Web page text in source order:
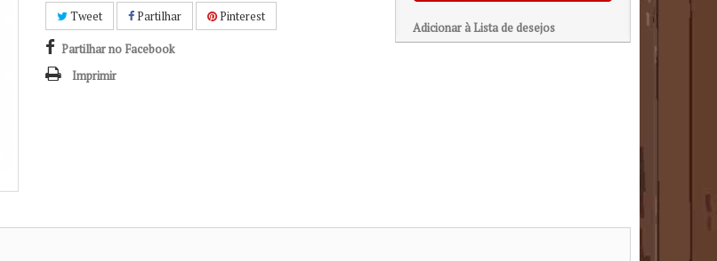
Tweet Partilhar Pinterest
Partilhar no Facebook
Imprimir
Adicionar à Lista de desejos